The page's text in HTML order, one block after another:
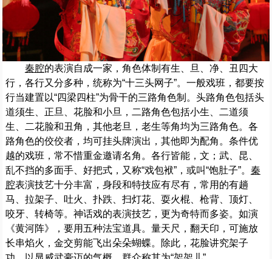
秦腔的表演自成一家，角色体制有生、旦、净、丑四大
行，各行又分多种，统称为“十三头网子”。一般戏班，都要按
行当建置以“四梁四柱”为骨干的三路角色制。头路角色包括头
道须生、正旦、花脸和小旦，二路角色包括小生、二道须
生、二花脸和丑角，其他老旦，老生等角均为三路角色。各
路角色的佼佼者，均可挂头牌演出，其他即为配角。条件优
越的戏班，常不惜重金邀请名角。各行皆能，文；武、昆、
乱不挡的多面手、好把式，又称“戏包袱”，或叫“饱肚子”。 秦
腔表演技艺十分丰富，身段和特技应有尽有，常用的有趟
马、拉架子、吐火、扑跌、扫灯花、耍火棍、枪背、顶灯、
咬牙、转椅等。神话戏的表演技艺，更为奇特而多姿。如演
《黄河阵》，要用五种法宝道具。量天尺，翻天印，可施放
长串焰火，金交剪能飞出朵朵蝴蝶。除此，花脸讲究架子